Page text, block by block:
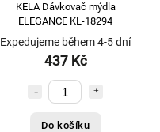
KELA Dávkovač mýdla
ELEGANCE KL-18294
Expedujeme během 4-5 dní
437 Kč
Do košíku